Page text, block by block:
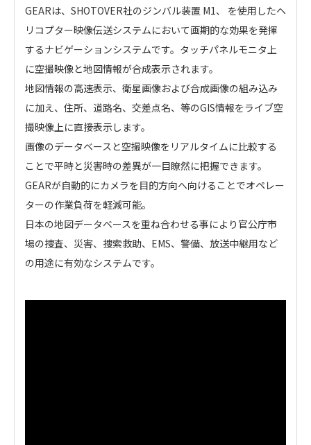
GEARは、SHOTOVER社のジンバル装置 M1、 を使用したヘ
リコプター映像伝送システムにおいて画期的な効果を発揮
するナビゲーションシステムです。タッチパネルモニタ上
に空撮映像と地図情報が合成表示されます。
地図情報の高速表示、衛星画像および合成画像の組み込み
に加え、住所、道路名、交差点名、等のGIS情報をライブ空
撮映像上に直接表示します。
画像のデータベースと空撮映像をリアルタイムに比較する
ことで平時と災害時の差異が一目瞭然に把握できます。
GEARが自動的にカメラを目的方向へ向けることでオペレー
ターの作業負荷を軽減可能。
日本の地図データベースを重ね合わせる事により官公庁市
場の捜査、災害、捜索救助、EMS、警備、放送中継用など
の用途に有効なシステムです。